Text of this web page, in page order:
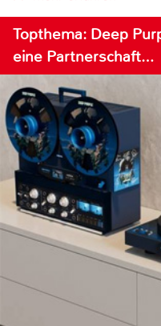
Topthema: Deep
eine Partnerschaft…